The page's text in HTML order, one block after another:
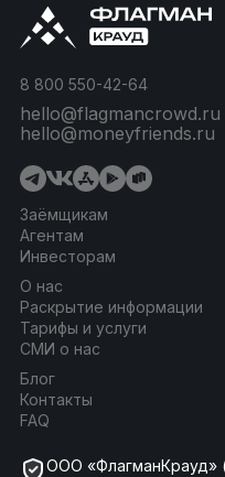
Заёмщикам
Агентам
Инвесторам
О нас
Раскрытие информации
Тарифы и услуги
СМИ о нас
Блог
Контакты
FAQ
8 800 550-42-64
hello@flagmancrowd.ru
hello@moneyfriends.ru
ООО